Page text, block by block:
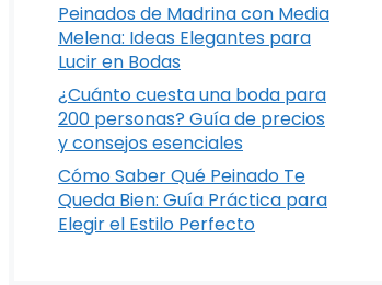
Peinados de Madrina con Media
Melena: Ideas Elegantes para
Lucir en Bodas
¿Cuánto cuesta una boda para
200 personas? Guía de precios
y consejos esenciales
Cómo Saber Qué Peinado Te
Queda Bien: Guía Práctica para
Elegir el Estilo Perfecto